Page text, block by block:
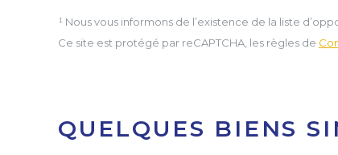
¹ Nous vous informons de l’existence de la liste
Ce site est protégé par reCAPTCHA, les règles de
QUELQUES BIENS